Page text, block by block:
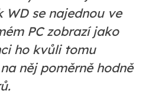
WD se najednou ve
PC zobrazí jako
ho kvůli tomu
něj poměrně hodně